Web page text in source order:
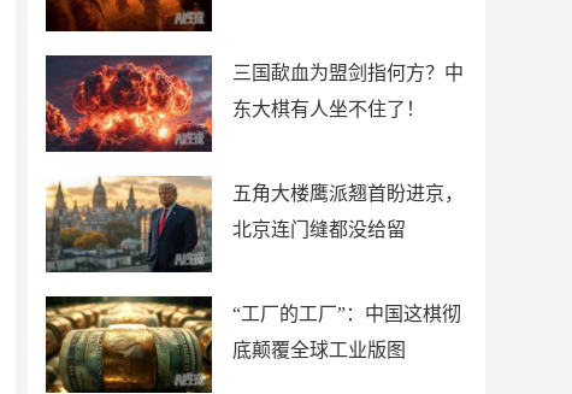
三国歃血为盟剑指何方？中
东大棋有人坐不住了！
五角大楼鹰派翘首盼进京，
北京连门缝都没给留
“工厂的工厂”：中国这棋彻
底颠覆全球工业版图